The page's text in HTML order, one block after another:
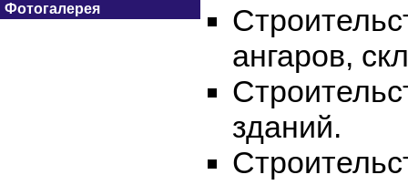
Фотогалерея
ангаров,
зданий.